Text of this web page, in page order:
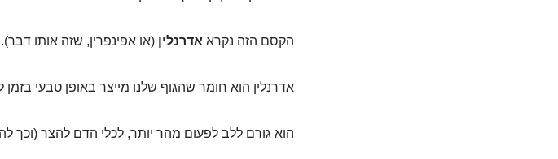
הקסם הזה נקרא אדרנלין (או אפינפרין, שזה אותו דבר).
אדרנלין הוא חומר שהגוף שלנו מייצר באופן טבעי
הוא גורם ללב לפעום מהר יותר, לכלי הדם להצר (וכך